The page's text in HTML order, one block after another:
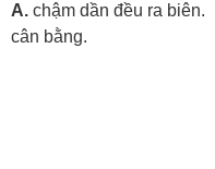
A. chậm dần đều ra biên.
cân bằng.